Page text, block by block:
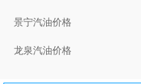
景宁汽油价格
龙泉汽油价格